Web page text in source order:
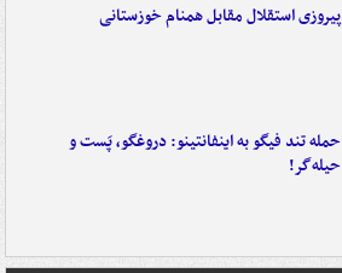
پیروزی استقلال مقابل همنام خوزستانی
حمله تند فیگو به اینفانتینو: دروغگو، پَست‌ و
حیله‌گر!